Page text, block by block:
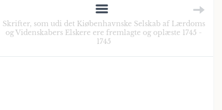
Skrifter, som udi det Kiøbenhavnske Selskab af Lærdoms
og Videnskabers Elskere ere fremlagte og oplæste 1745 -
1745